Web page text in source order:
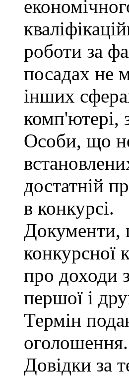
роботи за
посадах не
інших
комп'ютері,
Особи, що
достатній
в конкурсі.
Документи,
конкурсної
про доходи
першої і
Термін
оголошення.
Довідки за